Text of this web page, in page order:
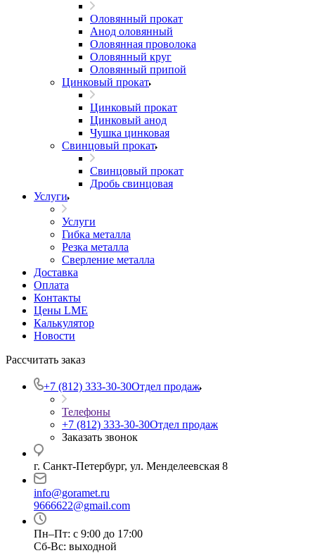
Оловянный прокат
Анод оловянный
Оловянная проволока
Оловянный круг
Оловянный припой
Цинковый прокат
Цинковый прокат
Цинковый анод
Чушка цинковая
Свинцовый прокат
Свинцовый прокат
Дробь свинцовая
Услуги
Услуги
Гибка металла
Резка металла
Сверление металла
Доставка
Оплата
Контакты
Цены LME
Калькулятор
Новости
Рассчитать заказ
+7 (812) 333-30-30Отдел продаж
Телефоны
+7 (812) 333-30-30Отдел продаж
Заказать звонок
г. Санкт-Петербург, ул. Менделеевская 8
info@goramet.ru
9666622@gmail.com
Пн–Пт: с 9:00 до 17:00
Сб-Вс: выходной